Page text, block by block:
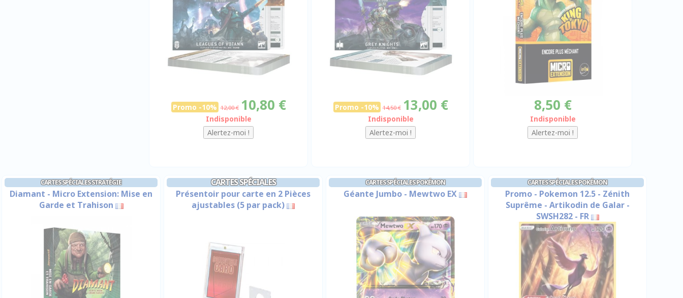
Promo -10% 12,00 € 10,80 €
Indisponible
Promo -10% 14,50 € 13,00 €
Indisponible
8,50 €
Indisponible
CARTES SPÉCIALES STRATÉGIE
Diamant - Micro Extension: Mise en
Garde et Trahison
CARTES SPÉCIALES
Présentoir pour carte en 2 Pièces
ajustables (5 par pack)
CARTES SPÉCIALES POKÉMON
Géante Jumbo - Mewtwo EX
CARTES SPÉCIALES POKÉMON
Promo - Pokemon 12.5 - Zénith
Suprême - Artikodin de Galar -
SWSH282 - FR